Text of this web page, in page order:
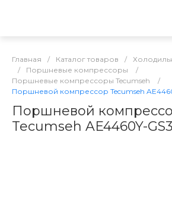
Главная / Каталог товаров /
/
Поршневые компрессоры
/
Поршневые компрессоры Tecumseh
/
Поршневой компрессор Tecumseh
Поршневой
Tecumseh AE4460Y-